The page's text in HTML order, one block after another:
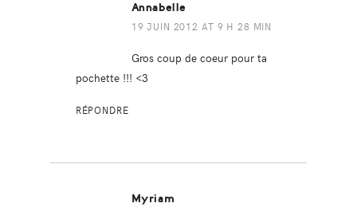
Annabelle
19 JUIN 2012 AT 9 H 28 MIN
Gros coup de coeur pour ta
pochette !!! <3
RÉPONDRE
Myriam